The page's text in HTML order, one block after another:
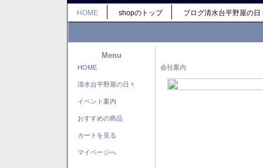
HOME shopのトップ ブログ清水台平野屋の日
Menu
HOME
清水台平野屋の日々
イベント案内
おすすめの商品
カートを見る
マイページへ
会社案内